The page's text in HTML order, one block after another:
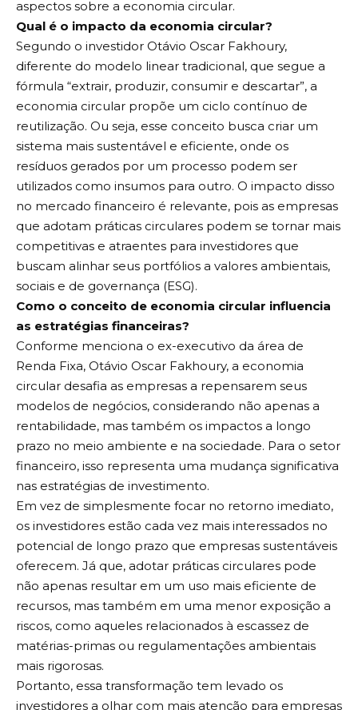
aspectos sobre a economia circular.
Qual é o impacto da economia circular?
Segundo o investidor Otávio Oscar Fakhoury,
diferente do modelo linear tradicional, que segue a
fórmula “extrair, produzir, consumir e descartar”, a
economia circular propõe um ciclo contínuo de
reutilização. Ou seja, esse conceito busca criar um
sistema mais sustentável e eficiente, onde os
resíduos gerados por um processo podem ser
utilizados como insumos para outro. O impacto disso
no mercado financeiro é relevante, pois as empresas
que adotam práticas circulares podem se tornar mais
competitivas e atraentes para investidores que
buscam alinhar seus portfólios a valores ambientais,
sociais e de governança (ESG).
Como o conceito de economia circular influencia
as estratégias financeiras?
Conforme menciona o ex-executivo da área de
Renda Fixa, Otávio Oscar Fakhoury, a economia
circular desafia as empresas a repensarem seus
modelos de negócios, considerando não apenas a
rentabilidade, mas também os impactos a longo
prazo no meio ambiente e na sociedade. Para o setor
financeiro, isso representa uma mudança significativa
nas estratégias de investimento.
Em vez de simplesmente focar no retorno imediato,
os investidores estão cada vez mais interessados no
potencial de longo prazo que empresas sustentáveis
oferecem. Já que, adotar práticas circulares pode
não apenas resultar em um uso mais eficiente de
recursos, mas também em uma menor exposição a
riscos, como aqueles relacionados à escassez de
matérias-primas ou regulamentações ambientais
mais rigorosas.
Portanto, essa transformação tem levado os
investidores a olhar com mais atenção para empresas